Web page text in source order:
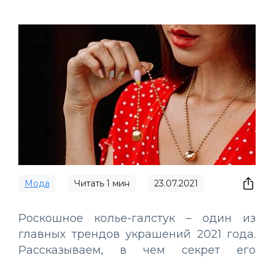
Мода Читать 1 мин 23.07.2021
Роскошное колье-галстук – один из
главных трендов украшений 2021 года.
Рассказываем, в чем секрет его